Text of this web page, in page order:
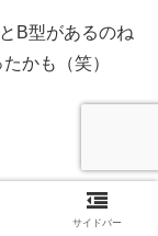
B型があるのね
かも（笑）
サイドバー